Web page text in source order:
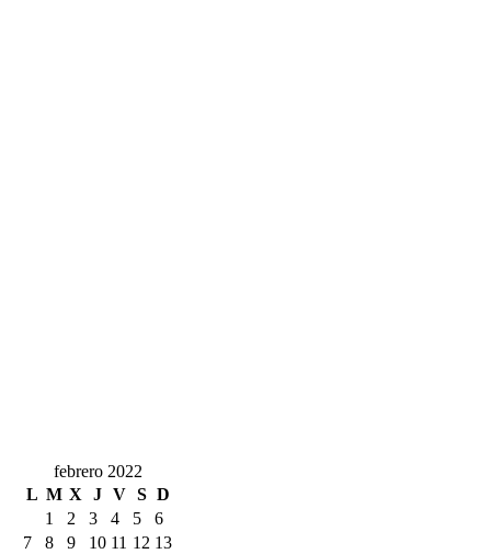
febrero 2022
L M X J V S D
1
2 3 4 5
6
7
8 9 10 11 12 13